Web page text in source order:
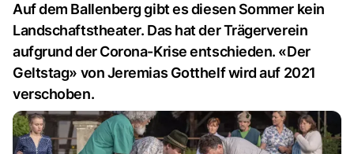
Auf dem Ballenberg gibt es diesen Sommer kein
Landschaftstheater. Das hat der Trägerverein
aufgrund der Corona-Krise entschieden. «Der
Geltstag» von Jeremias Gotthelf wird auf 2021
verschoben.